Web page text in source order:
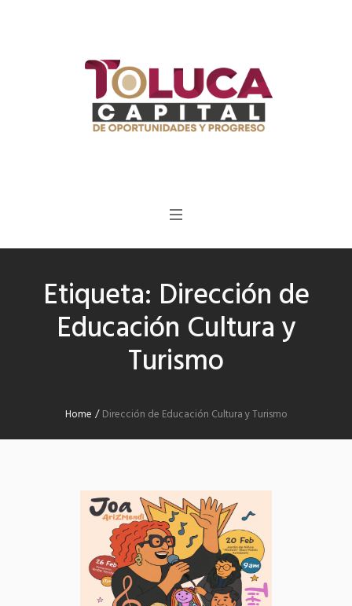
Etiqueta: Dirección de
Educación Cultura y
Turismo
Home /Dirección de Educación Cultura y Turismo